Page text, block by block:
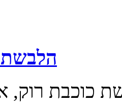
הלבשת